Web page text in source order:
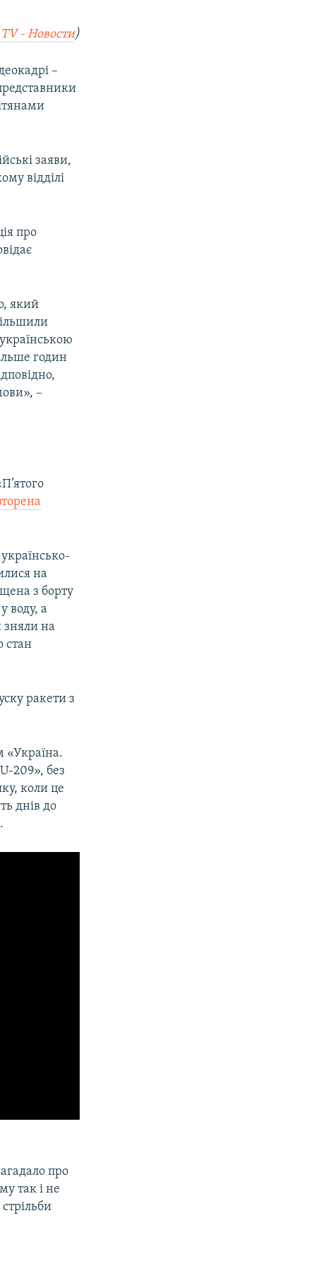
TV - Новости)
–
заяви,
відділі
про
який
годин
–
на
з борту
воду, а
зняли на
стан
ракети з
«Україна.
209», без
коли це
днів до
про
так і не